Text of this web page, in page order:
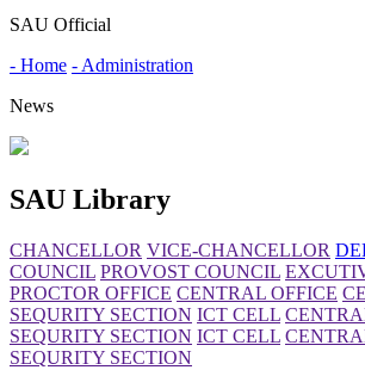
SAU Official
- Home - Administration
News
SAU Library
CHANCELLOR VICE-CHANCELLOR
COUNCIL PROVOST COUNCIL
PROCTOR OFFICE CENTRAL OFFICE
SEQURITY SECTION ICT CELL
SEQURITY SECTION ICT CELL
SEQURITY SECTION